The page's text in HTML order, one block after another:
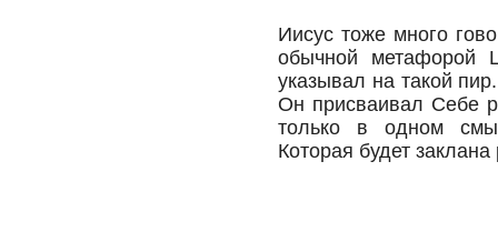
Иисус тоже много
обычной метафорой
указывал на такой
Он присваивал Себе
только в одном
Которая будет